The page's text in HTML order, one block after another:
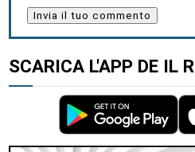
SCARICA L'APP DE IL